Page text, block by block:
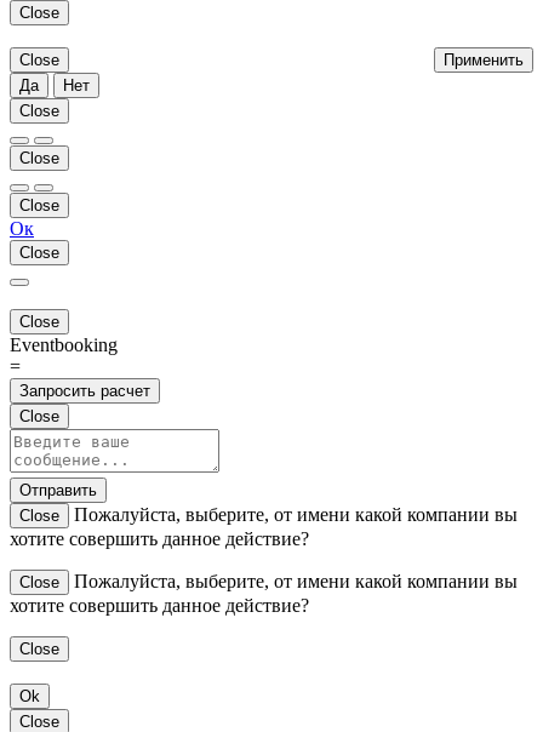
Close
Применить
Close
Да
Нет
Close
Close
Close
Ок
Close
Close
Eventbooking
=
Запросить расчет
Close
Отправить
Close
Пожалуйста, выберите, от имени какой компании вы
хотите совершить данное действие?
Close
Пожалуйста, выберите, от имени какой компании вы
хотите совершить данное действие?
Close
Ok
Close